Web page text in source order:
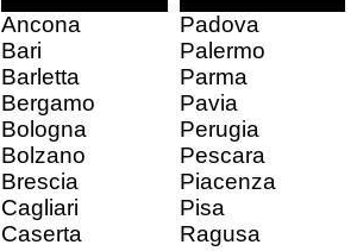
Ancona
Bari
Barletta
Bergamo
Bologna
Bolzano
Brescia
Cagliari
Caserta
Padova
Palermo
Parma
Pavia
Perugia
Pescara
Piacenza
Pisa
Ragusa